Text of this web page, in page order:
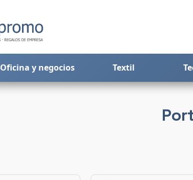
Oficina y negocios Textil